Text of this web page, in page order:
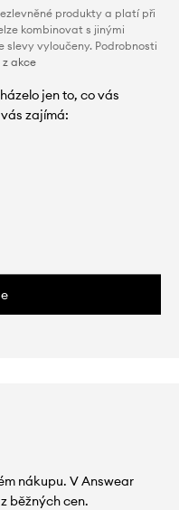
produkty a platí při
kombinovat s jinými
slevy vyloučeny. Podrobnosti
akce
jen to, co vás
zajímá:
nákupu. V Answear
běžných cen.